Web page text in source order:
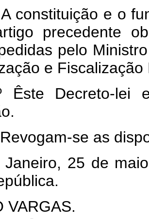
constituição e o
precedente
pelo
e Fiscalização
Êste Decreto-lei
se as
Janeiro, 25 de
VARGAS.